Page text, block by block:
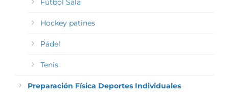
Fútbol Sala
Hockey patines
Pádel
Tenis
Preparación Física Deportes Individuales